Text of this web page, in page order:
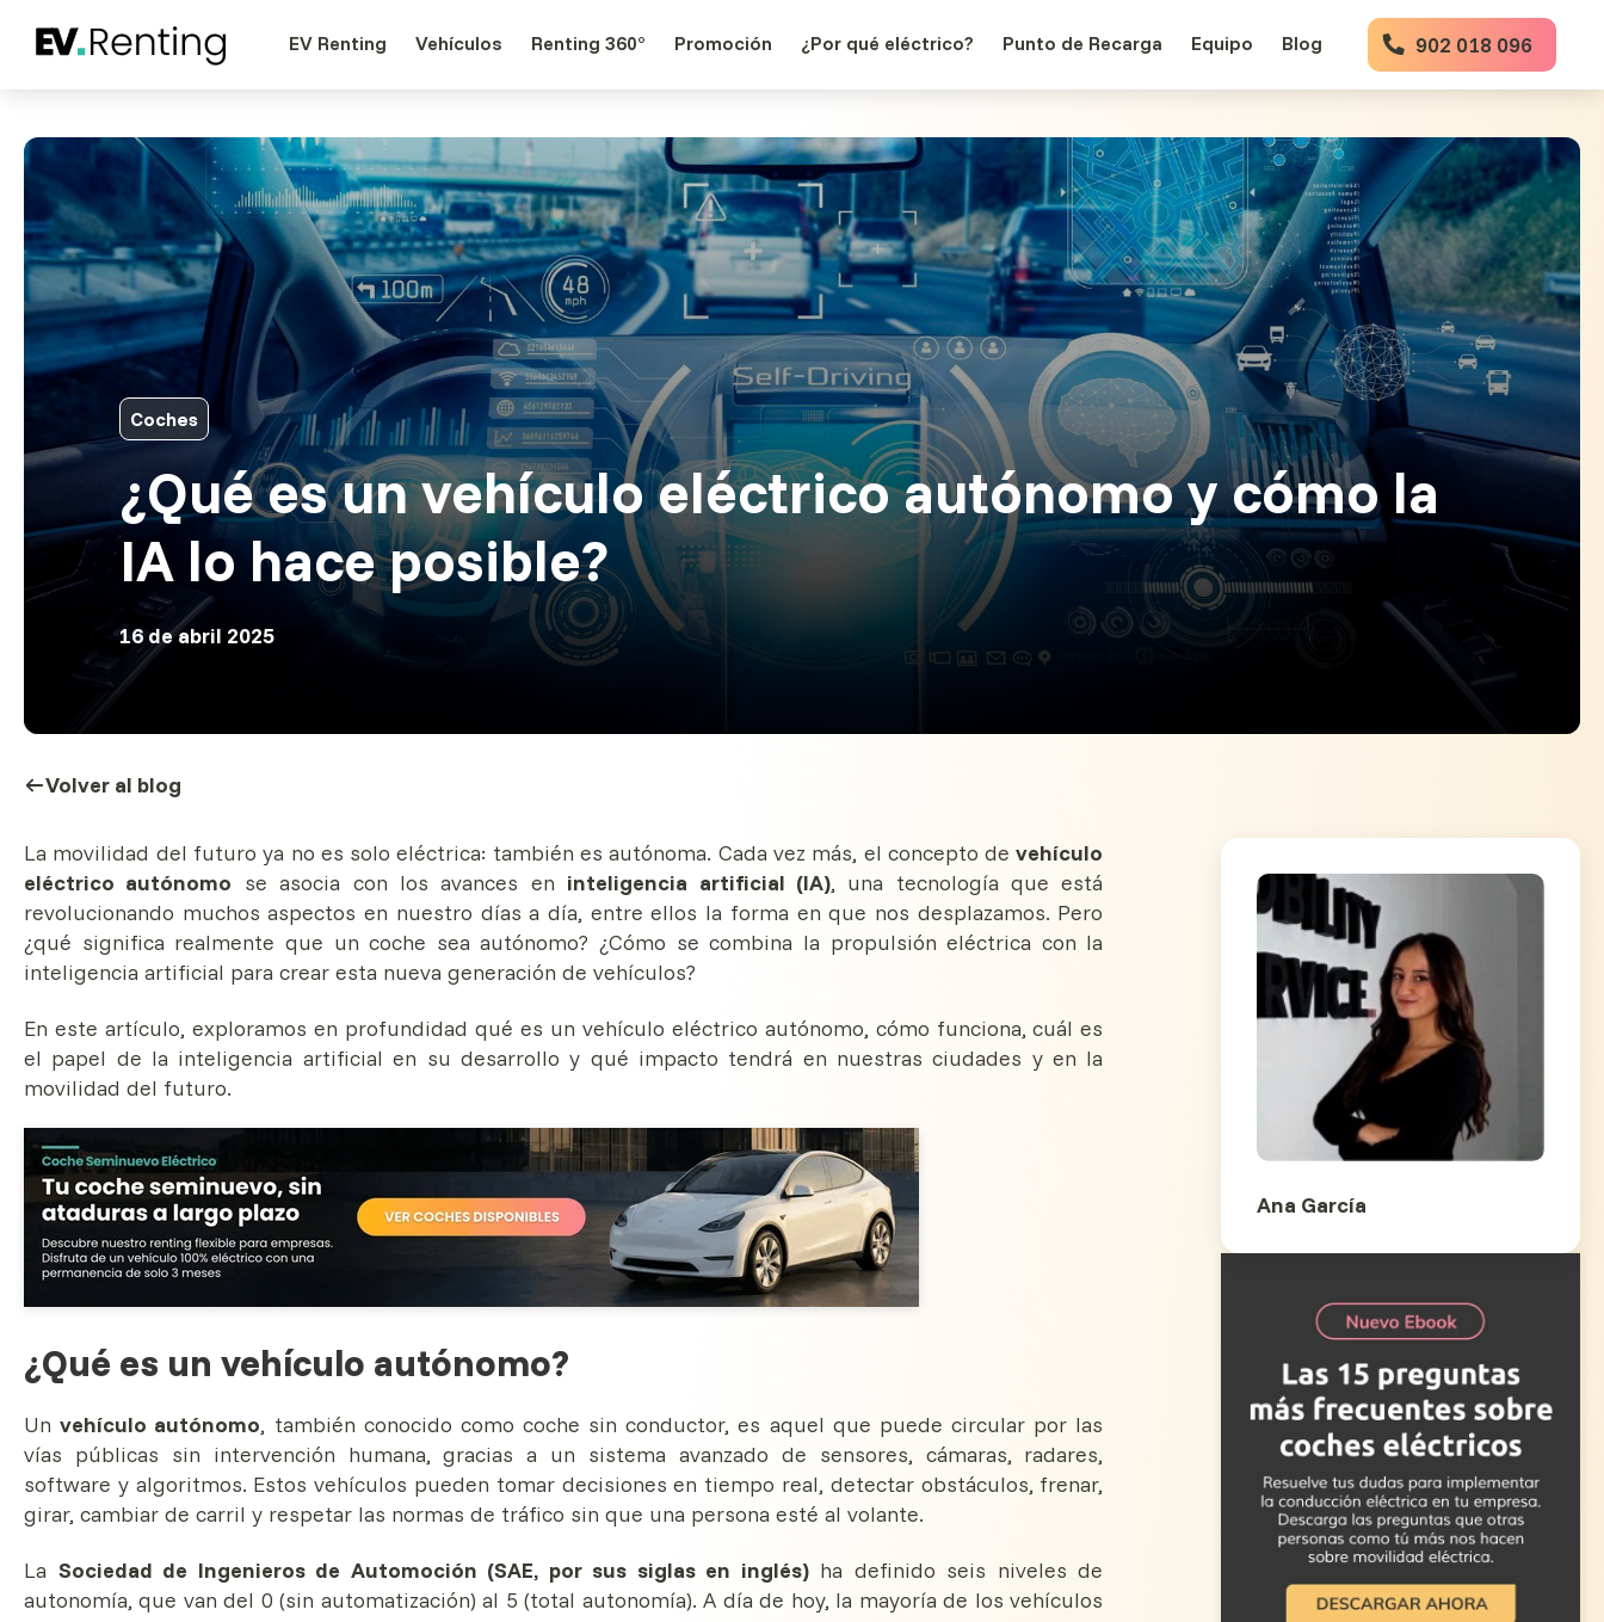
EV Renting Vehículos Renting 360° Promoción ¿Por qué eléctrico? Punto de Recarga Equipo Blog 902 018 096
Coches
¿Qué es un vehículo eléctrico autónomo y cómo la
IA lo hace posible?
16 de abril 2025
Volver al blog
La movilidad del futuro ya no es solo eléctrica: también es autónoma. Cada vez más, el concepto devehículo
eléctrico autónomo se asocia con los avances en inteligencia artificial (IA), una tecnología que está
revolucionando muchos aspectos en nuestro días a día, entre ellos la forma en que nos desplazamos. Pero
¿qué significa realmente que un coche sea autónomo? ¿Cómo se combina la propulsión eléctrica con la
inteligencia artificial para crear esta nueva generación de vehículos?
En este artículo, exploramos en profundidad qué es un vehículo eléctrico autónomo, cómo funciona, cuál es
el papel de la inteligencia artificial en su desarrollo y qué impacto tendrá en nuestras ciudades y en la
movilidad del futuro.
¿Qué es un vehículo autónomo?
Unvehículo autónomo, también conocido como coche sin conductor, es aquel que puede circular por las
vías públicas sin intervención humana, gracias a un sistema avanzado de sensores, cámaras, radares,
software y algoritmos. Estos vehículos pueden tomar decisiones en tiempo real, detectar obstáculos, frenar,
girar, cambiar de carril y respetar las normas de tráfico sin que una persona esté al volante.
La Sociedad de Ingenieros de Automoción (SAE, por sus siglas en inglés)ha definido seis niveles de
autonomía, que van del 0 (sin automatización) al 5 (total autonomía). A día de hoy, la mayoría de los vehículos
Ana García